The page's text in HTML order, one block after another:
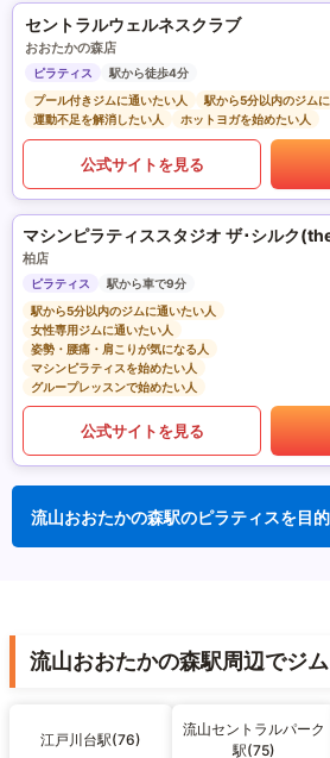
セントラルウェルネスクラブ
おおたかの森店
ピラティス
駅から徒歩4分
プール付きジムに通いたい人
駅から5分以内のジム
運動不足を解消したい人
ホットヨガを始めたい人
公式サイトを見る
柏店
ピラティス
駅から車で9分
駅から5分以内のジムに通いたい人
女性専用ジムに通いたい人
姿勢・腰痛・肩こりが気になる人
マシンピラティスを始めたい人
グループレッスンで始めたい人
公式サイトを見る
流山おおたかの森駅のピラティスを目
流山おおたかの森駅周辺でジ
江戸川台駅(76)
流山セントラルパーク
駅(75)